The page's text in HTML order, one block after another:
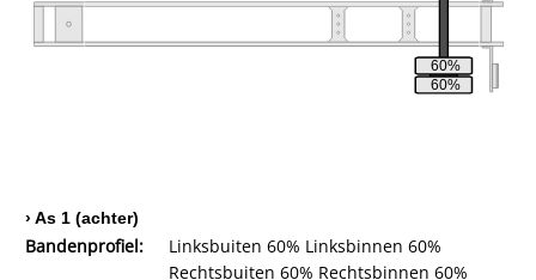
60%
60%
› As 1 (achter)
Bandenprofiel:
Linksbuiten 60% Linksbinnen 60%
Rechtsbuiten 60% Rechtsbinnen 60%